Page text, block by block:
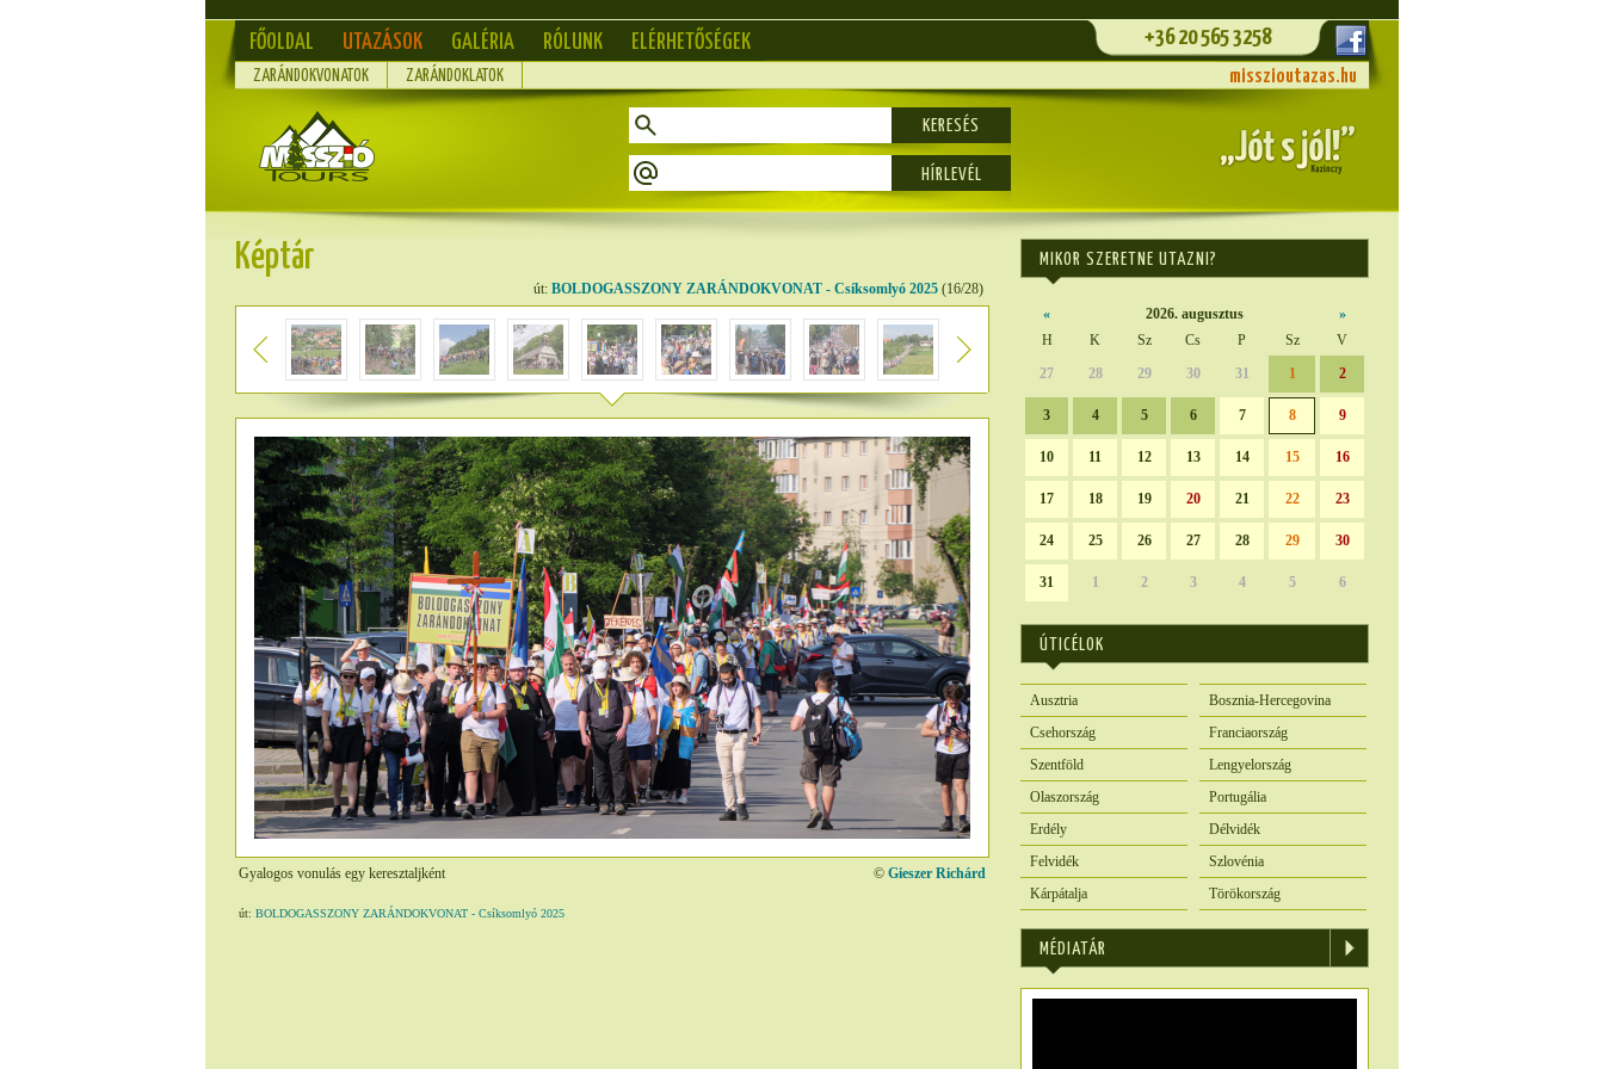
FŐOLDAL UTAZÁSOK GALÉRIA RÓLUNK ELÉRHETŐSÉGEK +36 20 565 3258
ZARÁNDOKVONATOK ZARÁNDOKLATOK misszioutazas.hu
KERESÉS
Képtár
út: BOLDOGASSZONY ZARÁNDOKVONAT - Csíksomlyó 2025 (16/28)
Gyalogos vonulás egy keresztaljként © Gieszer Richárd
út: BOLDOGASSZONY ZARÁNDOKVONAT - Csíksomlyó 2025
MIKOR SZERETNE UTAZNI?
« 2026. augusztus
»
H
K Sz Cs P Sz
V
27
28 29 30 31 1 2
3 4 5 6 7 8 9
10 11 12 13 14 15 16
17 18 19 20 21 22 23
24 25 26 27 28 29 30
31 1 2 3 4 5 6
ÚTICÉLOK
Ausztria
Bosznia-Hercegovina
Csehország
Franciaország
Szentföld
Lengyelország
Olaszország
Portugália
Erdély
Délvidék
Felvidék
Szlovénia
Kárpátalja
Törökország
MÉDIATÁR